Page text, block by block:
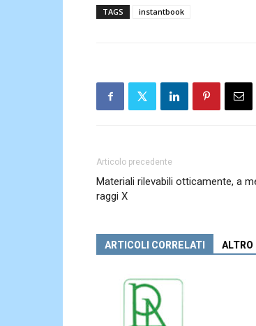
TAGS instantbook
Articolo precedente
Materiali rilevabili otticamente, a
raggi X
ARTICOLI CORRELATI ALTRO